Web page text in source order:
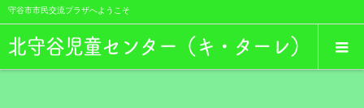
守谷市市民交流プラザへようこそ